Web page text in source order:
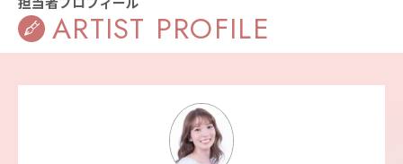
ARTIST PROFILE